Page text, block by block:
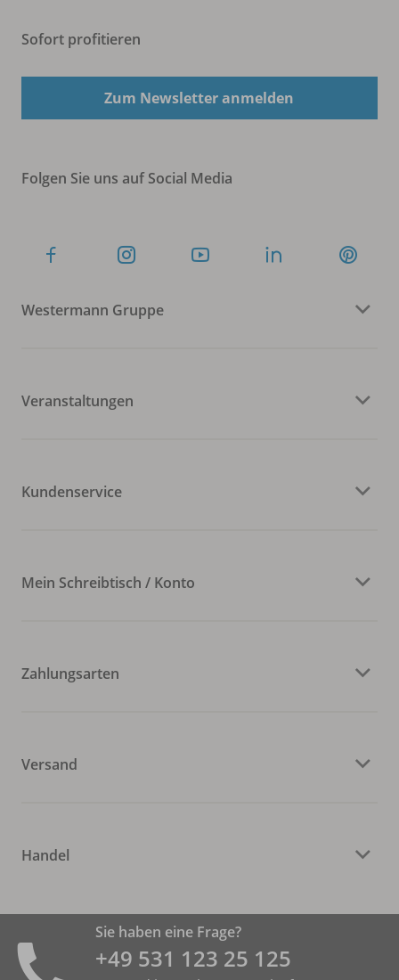
Sofort profitieren
Zum Newsletter anmelden
Folgen Sie uns auf Social Media
Westermann Gruppe
Veranstaltungen
Kundenservice
Mein Schreibtisch / Konto
Zahlungsarten
Versand
Handel
Sie haben eine Frage?
+49 531 ­123 25 125